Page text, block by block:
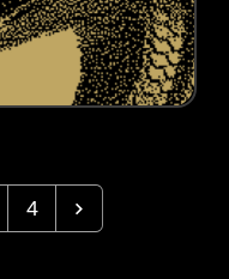
4